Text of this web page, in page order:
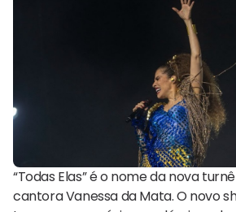
“Todas Elas” é o nome da nova
cantora Vanessa da Mata. O novo